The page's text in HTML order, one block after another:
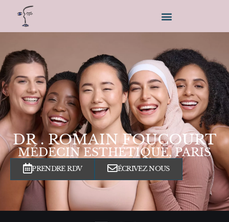
DR . ROMAIN FOUCOURT
MÉDECIN ESTHÉTIQUE, PARIS
PRENDRE RDV ÉCRIVEZ NOUS